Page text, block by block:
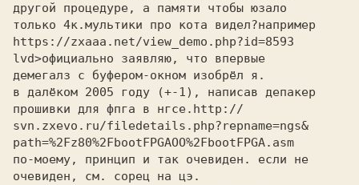
другой процедуре, а памяти чтобы юзало
только 4к.мультики про кота видел?например
https://zxaaa.net/view_demo.php?id=8593
lvd>
демегалз с буфером-окном изобрёл я.
в далёком 2005 году (+-1), написав депакер
прошивки для фпга в нгсе. http://
svn.zxevo.ru/filedetails.php?repname=ngs&
path=%2Fz80%2FbootFPGAOO%2FbootFPGA.asm
по-моему, принцип и так очевиден. если не
очевиден, см. сорец на цэ.